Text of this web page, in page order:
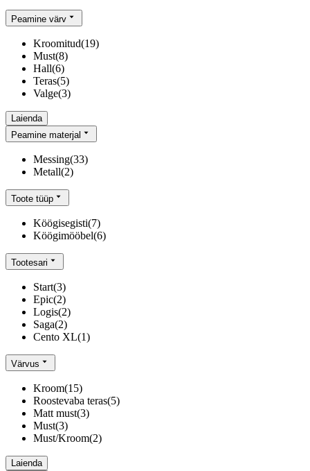
Peamine värv
Kroomitud(19)
Must(8)
Hall(6)
Teras(5)
Valge(3)
Laienda
Peamine materjal
Messing(33)
Metall(2)
Toote tüüp
Köögisegisti(7)
Köögimööbel(6)
Tootesari
Start(3)
Epic(2)
Logis(2)
Saga(2)
Cento XL(1)
Värvus
Kroom(15)
Roostevaba teras(5)
Matt must(3)
Must(3)
Must/Kroom(2)
Laienda